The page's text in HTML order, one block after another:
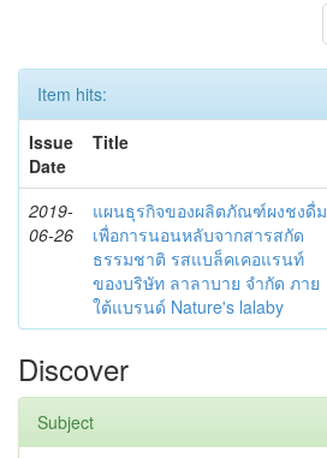
Item hits:
Issue
Date
Title
2019-
06-26
แผนธุรกิจของผลิตภัณฑ์ผงชงดื่ม
เพื่อการนอนหลับจากสารสกัด
ธรรมชาติ รสแบล็คเคอแรนท์
ของบริษัท ลาลาบาย จำกัด ภาย
ใต้แบรนด์ Nature's lalaby
Discover
Subject